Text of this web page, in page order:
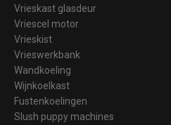
Vrieskast glasdeur
Vriescel motor
Vrieskist
Vrieswerkbank
Wandkoeling
Wijnkoelkast
Fustenkoelingen
Slush puppy machines